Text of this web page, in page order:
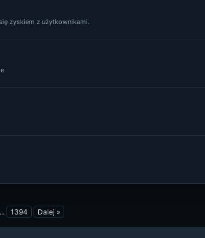
zyskiem z użytkownikami.
... 1394 Dalej »